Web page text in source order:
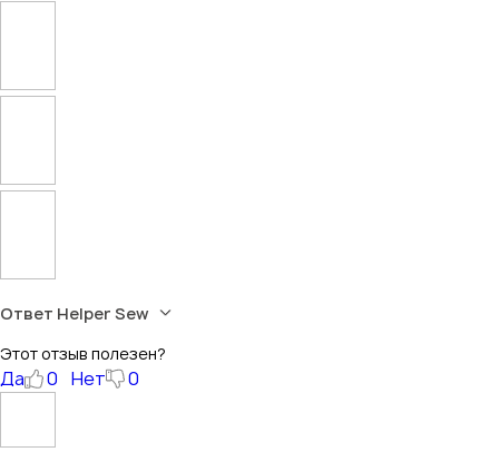
Ответ Helper Sew
Этот отзыв полезен?
Да 0 Нет 0